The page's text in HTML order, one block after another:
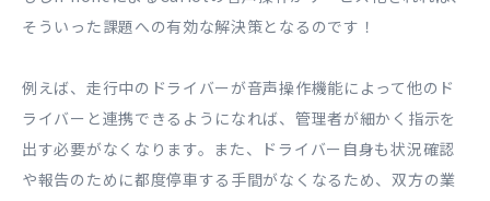
そういった課題への有効な解決策となるのです！
例えば、走行中のドライバーが音声操作機能によって他のド
ライバーと連携できるようになれば、管理者が細かく指示を
出す必要がなくなります。また、ドライバー自身も状況確認
や報告のために都度停車する手間がなくなるため、双方の業